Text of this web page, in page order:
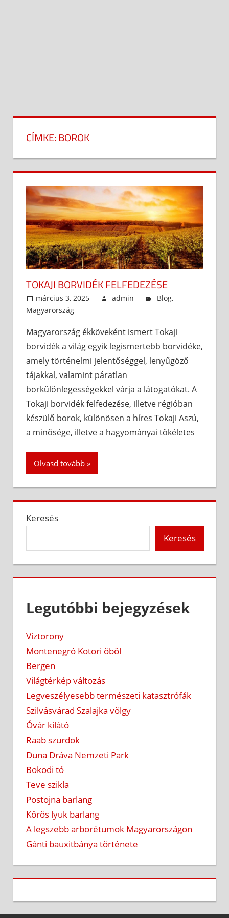
CÍMKE:BOROK
TOKAJI BORVIDÉK FELFEDEZÉSE
március 3, 2025 admin Blog,
Magyarország
Magyarország ékköveként ismert Tokaji
borvidék a világ egyik legismertebb borvidéke,
amely történelmi jelentőséggel, lenyűgöző
tájakkal, valamint páratlan
borkülönlegességekkel várja a látogatókat. A
Tokaji borvidék felfedezése, illetve régióban
készülő borok, különösen a híres Tokaji Aszú,
a minősége, illetve a hagyományai tökéletes
Olvasd tovább
Keresés
Keresés
Legutóbbi bejegyzések
Víztorony
Montenegró Kotori öböl
Bergen
Világtérkép változás
Legveszélyesebb természeti katasztrófák
Szilvásvárad Szalajka völgy
Óvár kilátó
Raab szurdok
Duna Dráva Nemzeti Park
Bokodi tó
Teve szikla
Postojna barlang
Kőrös lyuk barlang
A legszebb arborétumok Magyarországon
Gánti bauxitbánya története